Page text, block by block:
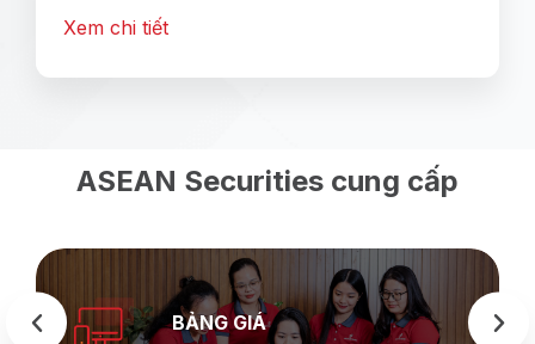
Xem chi tiết
ASEAN Securities cung cấp
BẢNG GIÁ